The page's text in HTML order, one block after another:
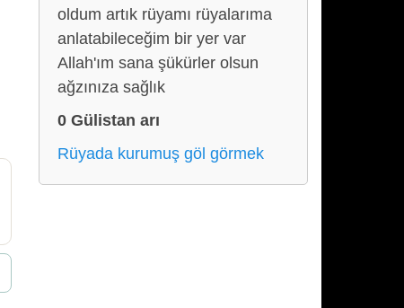
oldum artık rüyamı rüyalarıma
anlatabileceğim bir yer var
Allah'ım sana şükürler olsun
ağzınıza sağlık
0 Gülistan arı
Rüyada kurumuş göl görmek